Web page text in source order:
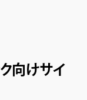
向けサイ